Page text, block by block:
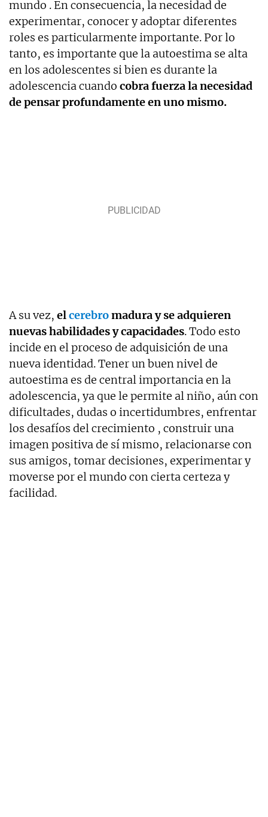
mundo . En consecuencia, la necesidad de
experimentar, conocer y adoptar diferentes
roles es particularmente importante. Por lo
tanto, es importante que la autoestima se alta
en los adolescentes si bien es durante la
adolescencia cuando cobra fuerza la necesidad
de pensar profundamente en uno mismo.
A su vez, elcerebromadura y se adquieren
nuevas habilidades y capacidades. Todo esto
incide en el proceso de adquisición de una
nueva identidad. Tener un buen nivel de
autoestima es de central importancia en la
adolescencia, ya que le permite al niño, aún con
dificultades, dudas o incertidumbres, enfrentar
los desafíos del crecimiento , construir una
imagen positiva de sí mismo, relacionarse con
sus amigos, tomar decisiones, experimentar y
moverse por el mundo con cierta certeza y
facilidad.